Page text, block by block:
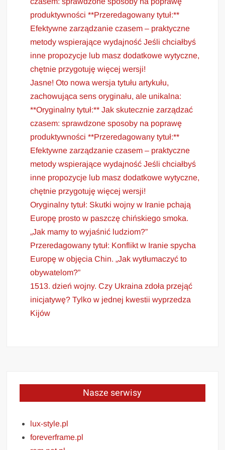
produktywności **Przeredagowany tytuł:**
Efektywne zarządzanie czasem – praktyczne
metody wspierające wydajność Jeśli chciałbyś
inne propozycje lub masz dodatkowe wytyczne,
chętnie przygotuję więcej wersji!
Jasne! Oto nowa wersja tytułu artykułu,
zachowująca sens oryginału, ale unikalna:
**Oryginalny tytuł:** Jak skutecznie zarządzać
czasem: sprawdzone sposoby na poprawę
produktywności **Przeredagowany tytuł:**
Efektywne zarządzanie czasem – praktyczne
metody wspierające wydajność Jeśli chciałbyś
inne propozycje lub masz dodatkowe wytyczne,
chętnie przygotuję więcej wersji!
Oryginalny tytuł: Skutki wojny w Iranie pchają
Europę prosto w paszczę chińskiego smoka.
„Jak mamy to wyjaśnić ludziom?”
Przeredagowany tytuł: Konflikt w Iranie spycha
Europę w objęcia Chin. „Jak wytłumaczyć to
obywatelom?”
1513. dzień wojny. Czy Ukraina zdoła przejąć
inicjatywę? Tylko w jednej kwestii wyprzedza
Kijów
Nasze serwisy
lux-style.pl
foreverframe.pl